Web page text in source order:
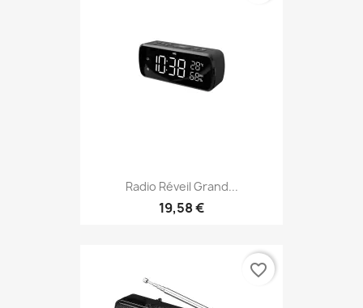
Radio Réveil Grand...
19,58 €
favorite_border